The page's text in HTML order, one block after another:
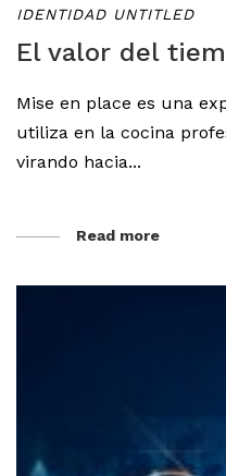
IDENTIDAD UNTITLED
El valor del
Mise en place es una
utiliza en la cocina
virando hacia...
Read more